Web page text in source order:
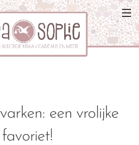
een vrolijke
favoriet!